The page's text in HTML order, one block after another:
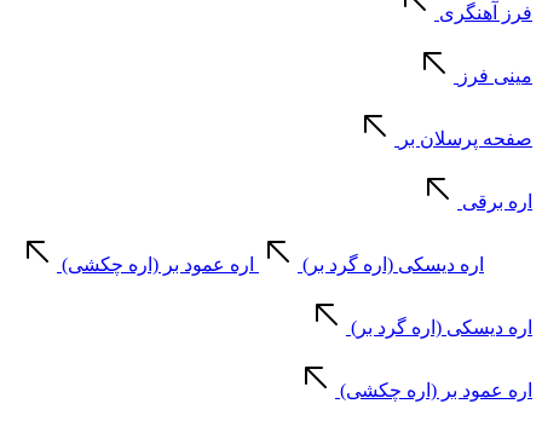
فرز آهنگری
مینی فرز
صفحه پرسلان بر
اره برقی
اره دیسکی (اره گرد بر) اره عمود بر (اره چکشی)
اره دیسکی (اره گرد بر)
اره عمود بر (اره چکشی)